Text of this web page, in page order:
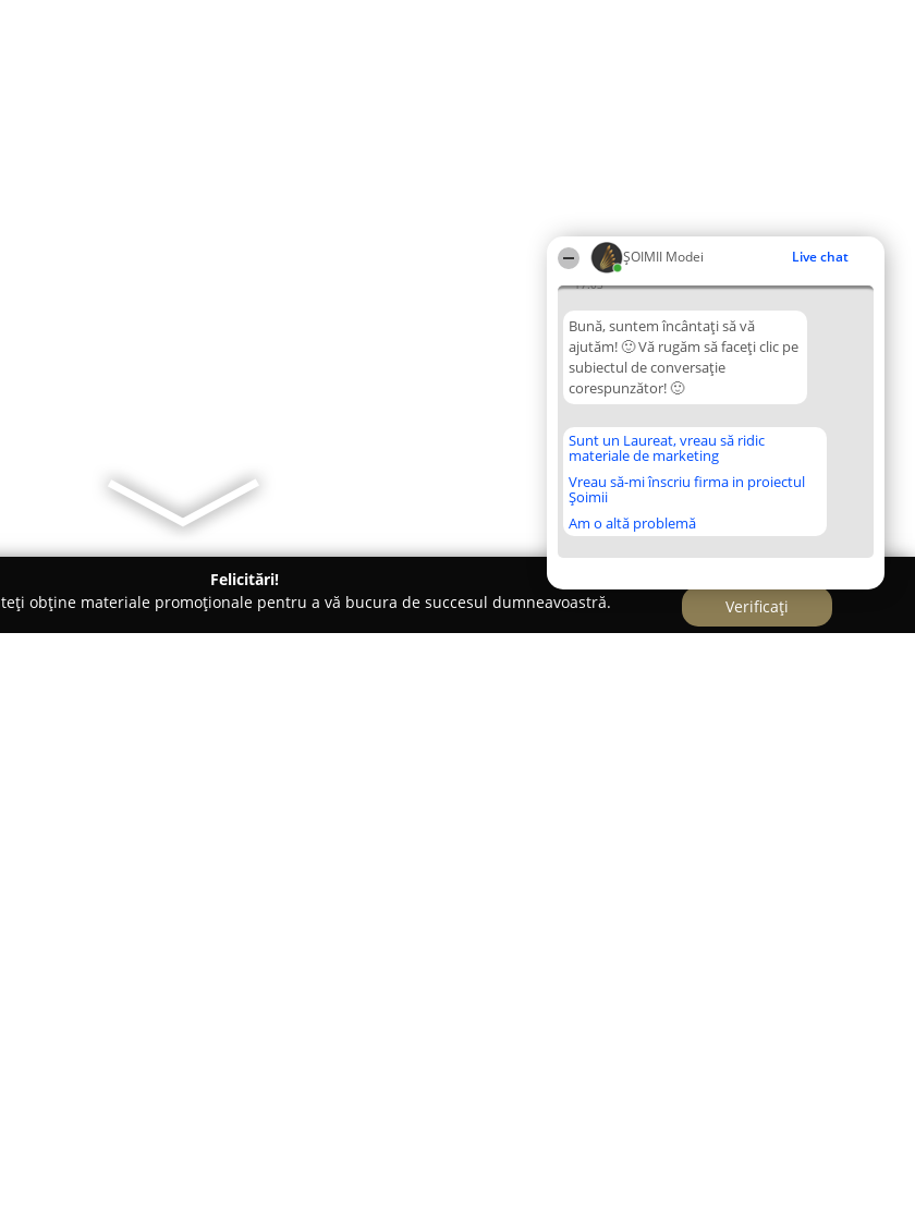
ȘOIMII Modei Live chat
17:03
Bună, suntem încântați să vă
ajutăm! 🙂 Vă rugăm să faceți clic pe
subiectul de conversație
corespunzător! 🙂
Sunt un Laureat, vreau să ridic
materiale de marketing
Vreau să-mi înscriu firma in proiectul
Șoimii
Am o altă problemă
Felicitări!
obține materiale promoționale pentru a vă bucura de succesul dumneavoastră.
Verificați